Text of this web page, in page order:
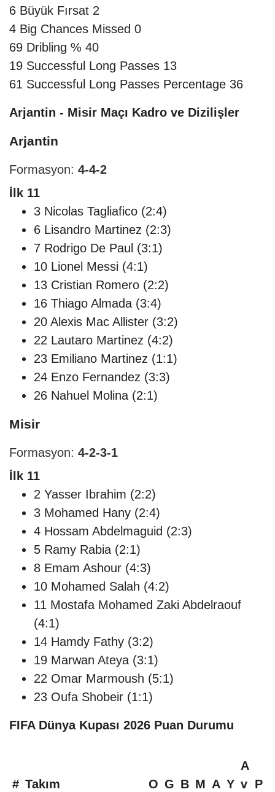
6 Büyük Fırsat 2
4 Big Chances Missed 0
69 Dribling % 40
19 Successful Long Passes 13
61 Successful Long Passes Percentage 36
Arjantin - Misir Maçı Kadro ve Dizilişler
Arjantin
Formasyon: 4-4-2
İlk 11
3 Nicolas Tagliafico (2:4)
6 Lisandro Martinez (2:3)
7 Rodrigo De Paul (3:1)
10 Lionel Messi (4:1)
13 Cristian Romero (2:2)
16 Thiago Almada (3:4)
20 Alexis Mac Allister (3:2)
22 Lautaro Martinez (4:2)
23 Emiliano Martinez (1:1)
24 Enzo Fernandez (3:3)
26 Nahuel Molina (2:1)
Misir
Formasyon: 4-2-3-1
İlk 11
2 Yasser Ibrahim (2:2)
3 Mohamed Hany (2:4)
4 Hossam Abdelmaguid (2:3)
5 Ramy Rabia (2:1)
8 Emam Ashour (4:3)
10 Mohamed Salah (4:2)
11 Mostafa Mohamed Zaki Abdelraouf
(4:1)
14 Hamdy Fathy (3:2)
19 Marwan Ateya (3:1)
22 Omar Marmoush (5:1)
23 Oufa Shobeir (1:1)
FIFA Dünya Kupası 2026 Puan Durumu
# Takım O G B M A Y
A
v
P